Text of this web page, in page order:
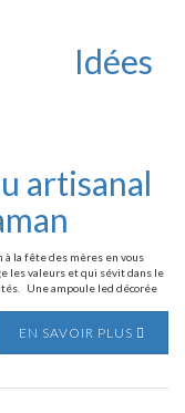
Idées
artisanal
à la fête des mères en vous
les valeurs et qui sévit dans le
Une ampoule led décorée
EN SAVOIR PLUS